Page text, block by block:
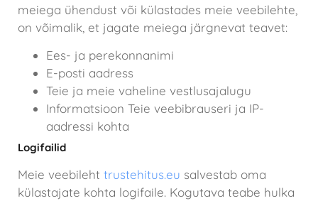
meiega ühendust või külastades meie veebilehte,
on võimalik, et jagate meiega järgnevat teavet:
Ees- ja perekonnanimi
E-posti aadress
Teie ja meie vaheline vestlusajalugu
Informatsioon Teie veebibrauseri ja IP-
aadressi kohta
Logifailid
Meie veebileht trustehitus.eu salvestab oma
külastajate kohta logifaile. Kogutava teabe hulka